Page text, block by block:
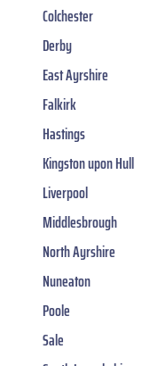
Colchester
Derby
East Ayrshire
Falkirk
Hastings
Kingston upon Hull
Liverpool
Middlesbrough
North Ayrshire
Nuneaton
Poole
Sale